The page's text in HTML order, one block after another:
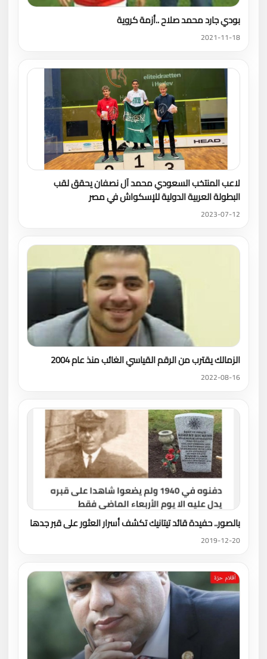
بودي جارد محمد صلاح ..أزمة كروية
2021-11-18
لاعب المنتخب السعودي محمد آل نصفان يحقق لقب
البطولة العربية الدولية للإسكواش في مصر
2023-07-12
الزمالك يقترب من الرقم القياسي الغائب منذ عام 2004
2022-08-16
بالصور.. حفيدة قائد تيتانيك تكشف أسرار العثور على قبر جدها
2019-12-20